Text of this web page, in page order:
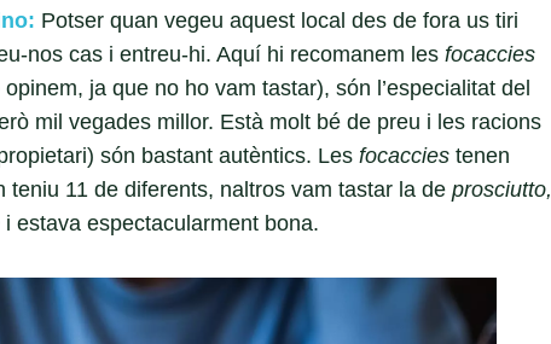
Potser quan vegeu aquest local des de fora us tiri
nos cas i entreu-hi. Aquí hi recomanem lesfocaccies
ja que no ho vam tastar), són l’especialitat del
mil vegades millor. Està molt bé de preu i les racions
són bastant autèntics. Les focacciestenen
teniu 11 de diferents, naltros vam tastar la de prosciutto,
i estava espectacularment bona.